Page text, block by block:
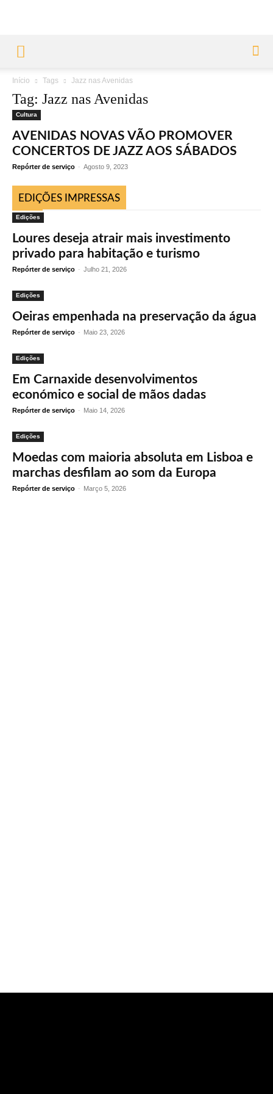
Início Tags Jazz nas Avenidas
Tag: Jazz nas Avenidas
Cultura
AVENIDAS NOVAS VÃO PROMOVER
CONCERTOS DE JAZZ AOS SÁBADOS
Repórter de serviço - Agosto 9, 2023
EDIÇÕES IMPRESSAS
Edições
Loures deseja atrair mais investimento
privado para habitação e turismo
Repórter de serviço - Julho 21, 2026
Edições
Oeiras empenhada na preservação da água
Repórter de serviço - Maio 23, 2026
Edições
Em Carnaxide desenvolvimentos
económico e social de mãos dadas
Repórter de serviço - Maio 14, 2026
Edições
Moedas com maioria absoluta em Lisboa e
marchas desfilam ao som da Europa
Repórter de serviço - Março 5, 2026